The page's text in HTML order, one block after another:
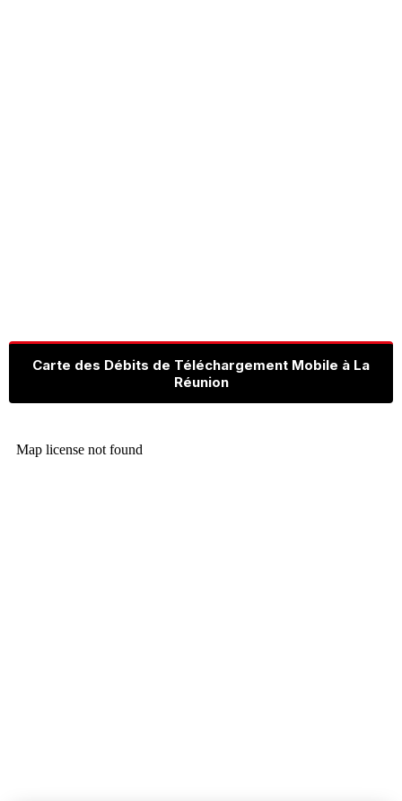
Carte des Débits de Téléchargement Mobile à La
Réunion